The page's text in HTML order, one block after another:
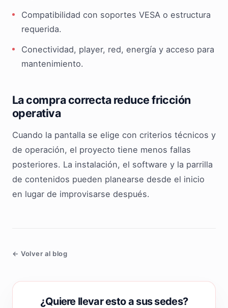
Compatibilidad con soportes VESA o estructura
requerida.
Conectividad, player, red, energía y acceso para
mantenimiento.
La compra correcta reduce fricción
operativa
Cuando la pantalla se elige con criterios técnicos y
de operación, el proyecto tiene menos fallas
posteriores. La instalación, el software y la parrilla
de contenidos pueden planearse desde el inicio
en lugar de improvisarse después.
← Volver al blog
¿Quiere llevar esto a sus sedes?